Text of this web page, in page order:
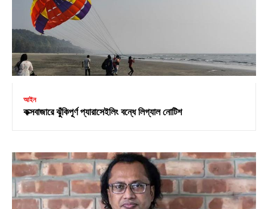
আইন
কক্সবাজারে ঝুঁকিপূর্ণ প্যারাসেইলিং বন্ধে লিগ্যাল নোটিশ